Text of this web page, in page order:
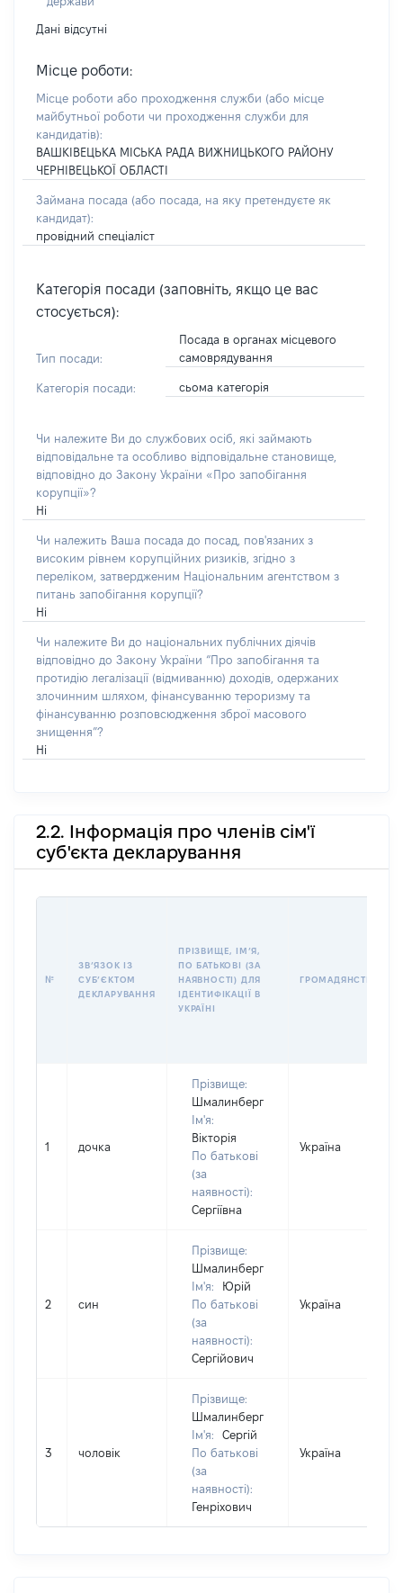
Дані відсутні
Місце роботи:
Місце роботи або проходження служби (або місце
майбутньої роботи чи проходження служби для
кандидатів):
ВАШКІВЕЦЬКА МІСЬКА РАДА ВИЖНИЦЬКОГО РАЙОНУ
ЧЕРНІВЕЦЬКОЇ ОБЛАСТІ
Займана посада (або посада, на яку претендуєте як
кандидат):
провідний спеціаліст
Категорія посади (заповніть, якщо це вас
стосується):
Тип посади:
Посада в органах місцевого
самоврядування
Категорія посади: сьома категорія
Чи належите Ви до службових осіб, які займають
відповідальне та особливо відповідальне становище,
відповідно до Закону України «Про запобігання
корупції»?
Ні
Чи належить Ваша посада до посад, пов'язаних з
високим рівнем корупційних ризиків, згідно з
переліком, затвердженим Національним агентством з
питань запобігання корупції?
Ні
Чи належите Ви до національних публічних діячів
відповідно до Закону України “Про запобігання та
протидію легалізації (відмиванню) доходів, одержаних
злочинним шляхом, фінансуванню тероризму та
фінансуванню розповсюдження зброї масового
знищення”?
Ні
2.2. Інформація про членів сім'ї
суб'єкта декларування
№
ЗВʼЯЗОК ІЗ
СУБʼЄКТОМ
ДЕКЛАРУВАННЯ
ПРІЗВИЩЕ, ІМʼЯ,
ПО БАТЬКОВІ (ЗА
НАЯВНОСТІ) ДЛЯ
ІДЕНТИФІКАЦІЇ В
УКРАЇНІ
ГРОМАДЯНСТВО
1 дочка
Прізвище:
Шмалинберг
Ім'я:
Вікторія
По батькові
(за
наявності):
Сергіївна
Україна
2 син
Прізвище:
Шмалинберг
Ім'я:
Юрій
По батькові
(за
наявності):
Сергійович
Україна
3 чоловік
Прізвище:
Шмалинберг
Ім'я:
Сергій
По батькові
(за
наявності):
Генріхович
Україна